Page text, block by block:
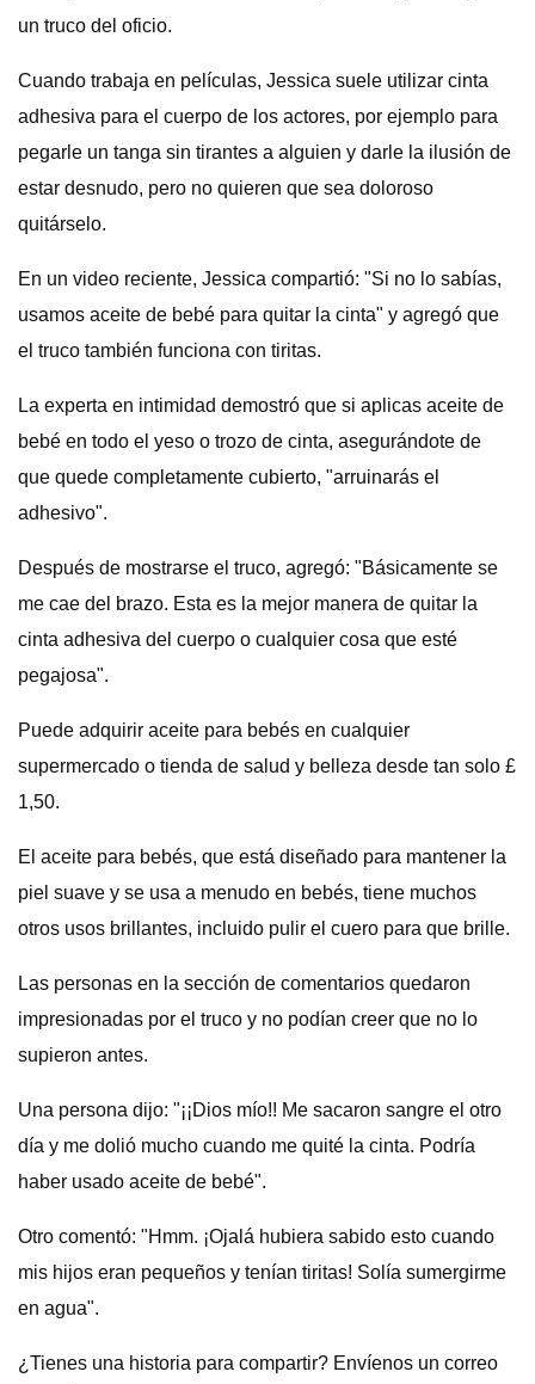
un truco del oficio.
Cuando trabaja en películas, Jessica suele utilizar cinta
adhesiva para el cuerpo de los actores, por ejemplo para
pegarle un tanga sin tirantes a alguien y darle la ilusión de
estar desnudo, pero no quieren que sea doloroso
quitárselo.
En un video reciente, Jessica compartió: "Si no lo sabías,
usamos aceite de bebé para quitar la cinta" y agregó que
el truco también funciona con tiritas.
La experta en intimidad demostró que si aplicas aceite de
bebé en todo el yeso o trozo de cinta, asegurándote de
que quede completamente cubierto, "arruinarás el
adhesivo".
Después de mostrarse el truco, agregó: "Básicamente se
me cae del brazo. Esta es la mejor manera de quitar la
cinta adhesiva del cuerpo o cualquier cosa que esté
pegajosa".
Puede adquirir aceite para bebés en cualquier
supermercado o tienda de salud y belleza desde tan solo £
1,50.
El aceite para bebés, que está diseñado para mantener la
piel suave y se usa a menudo en bebés, tiene muchos
otros usos brillantes, incluido pulir el cuero para que brille.
Las personas en la sección de comentarios quedaron
impresionadas por el truco y no podían creer que no lo
supieron antes.
Una persona dijo: "¡¡Dios mío!! Me sacaron sangre el otro
día y me dolió mucho cuando me quité la cinta. Podría
haber usado aceite de bebé".
Otro comentó: "Hmm. ¡Ojalá hubiera sabido esto cuando
mis hijos eran pequeños y tenían tiritas! Solía ​​sumergirme
en agua".
¿Tienes una historia para compartir? Envíenos un correo